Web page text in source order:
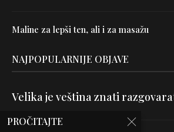
Maline za lepši ten, ali i za masažu
NAJPOPULARNIJE OBJAVE
Velika je veština znati
PROČITAJTE